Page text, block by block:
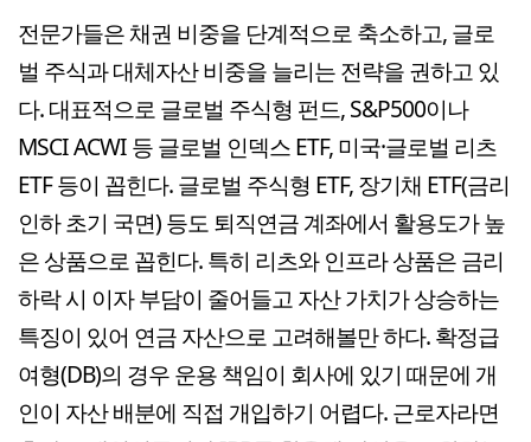
전문가들은 채권 비중을 단계적으로 축소하고, 글로
벌 주식과 대체자산 비중을 늘리는 전략을 권하고 있
다. 대표적으로 글로벌 주식형 펀드, S&P500이나
MSCI ACWI 등 글로벌 인덱스 ETF, 미국·글로벌 리츠
ETF 등이 꼽힌다. 글로벌 주식형 ETF, 장기채 ETF(금리
인하 초기 국면) 등도 퇴직연금 계좌에서 활용도가 높
은 상품으로 꼽힌다. 특히 리츠와 인프라 상품은 금리
하락 시 이자 부담이 줄어들고 자산 가치가 상승하는
특징이 있어 연금 자산으로 고려해볼만 하다. 확정급
여형(DB)의 경우 운용 책임이 회사에 있기 때문에 개
인이 자산 배분에 직접 개입하기 어렵다. 근로자라면